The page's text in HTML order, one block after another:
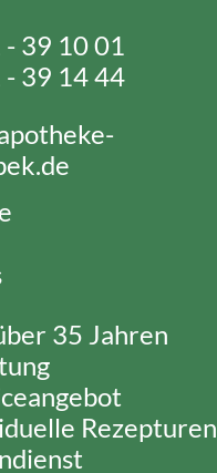
39 10 01
39 14 44
35 Jahren
Rezepturen